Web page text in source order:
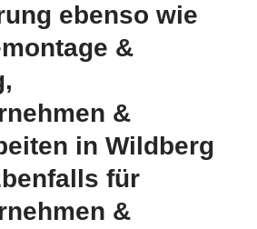
ebenso wie
&
&
in Wildberg
für
&